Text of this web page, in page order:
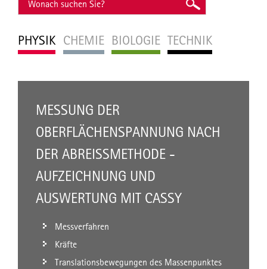
PHYSIK CHEMIE BIOLOGIE TECHNIK
MESSUNG DER
OBERFLÄCHENSPANNUNG NACH
DER ABREISSMETHODE - A
UFZEICHNUNG UND A
USWERTUNG MIT CASSY
Messverfahren
Kräfte
Translationsbewegungen des Massenpunktes